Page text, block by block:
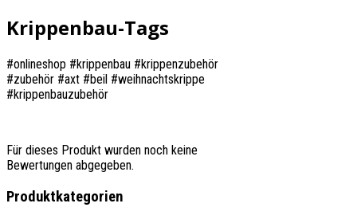
Krippenbau-Tags
#onlineshop #krippenbau #krippenzubehör
#zubehör #axt #beil #weihnachtskrippe
#krippenbauzubehör
Für dieses Produkt wurden noch keine
Bewertungen abgegeben.
Produktkategorien